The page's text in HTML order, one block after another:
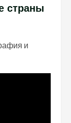
страны